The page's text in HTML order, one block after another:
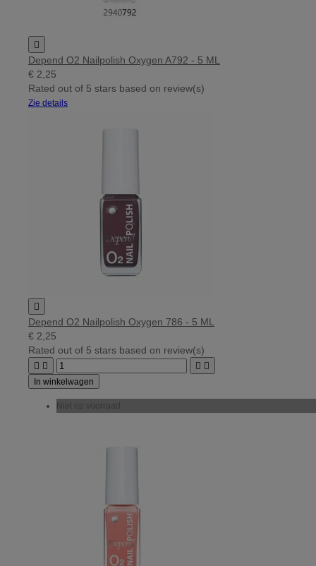

Depend O2 Nailpolish Oxygen A792 - 5 ML
€ 2,25
Rated out of 5 stars based on review(s)
Zie details

Depend O2 Nailpolish Oxygen 786 - 5 ML
€ 2,25
Rated out of 5 stars based on review(s)
   
In winkelwagen
Niet op voorraad